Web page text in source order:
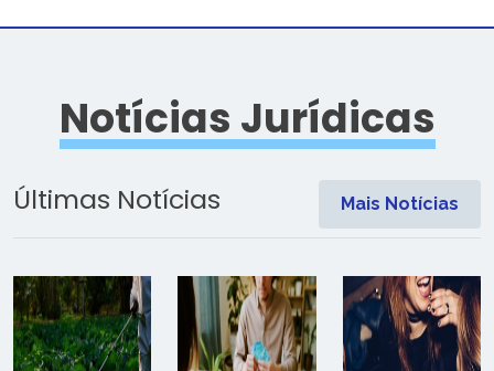
Notícias Jurídicas
Últimas Notícias Mais Notícias